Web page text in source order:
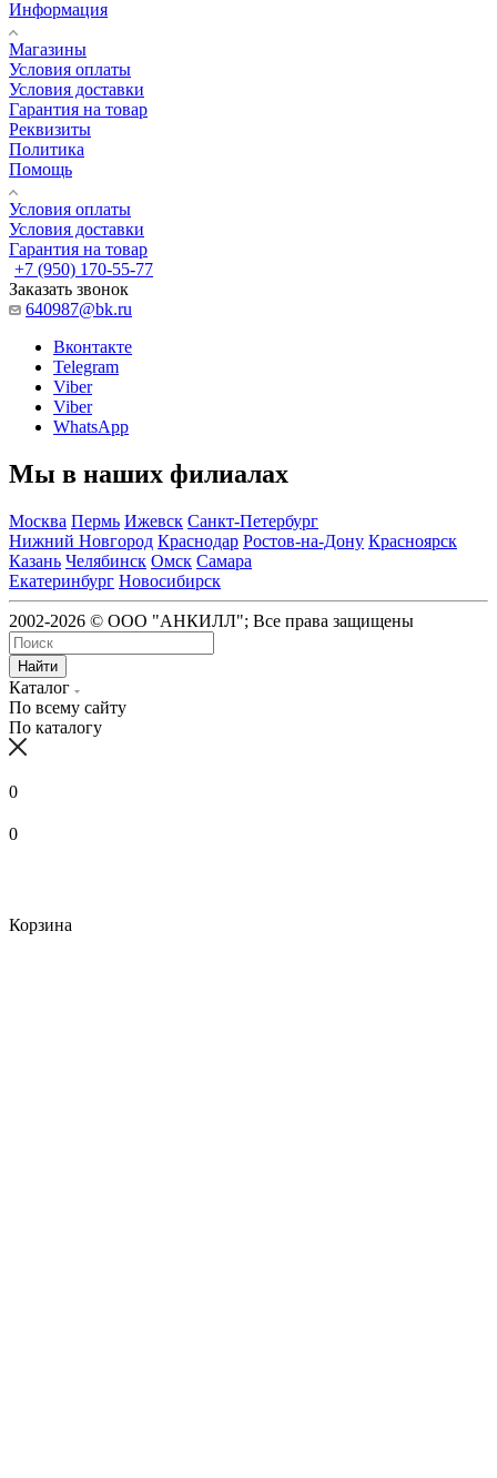
Информация
Магазины
Условия оплаты
Условия доставки
Гарантия на товар
Реквизиты
Политика
Помощь
Условия оплаты
Условия доставки
Гарантия на товар
+7 (950) 170-55-77
Заказать звонок
640987@bk.ru
Вконтакте
Telegram
Viber
Viber
WhatsApp
Мы в наших филиалах
Москва Пермь Ижевск Санкт-Петербург
Нижний Новгород Краснодар Ростов-на-Дону Красноярск
Казань Челябинск Омск Самара
Екатеринбург Новосибирск
2002-2026 © ООО "АНКИЛЛ"; Все права защищены
Найти
Каталог
По всему сайту
По каталогу
0
0
Корзина